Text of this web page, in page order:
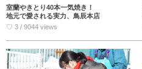
室蘭やきとり40本一気焼き！
地元で愛される実力、鳥辰本店
♡ 3 / 9044 views